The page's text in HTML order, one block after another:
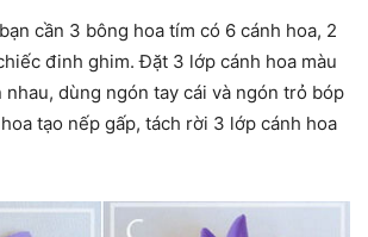
cần 3 bông hoa tím có 6 cánh hoa, 2
đinh ghim. Đặt 3 lớp cánh hoa màu
dùng ngón tay cái và ngón trỏ bóp
tạo nếp gấp, tách rời 3 lớp cánh hoa